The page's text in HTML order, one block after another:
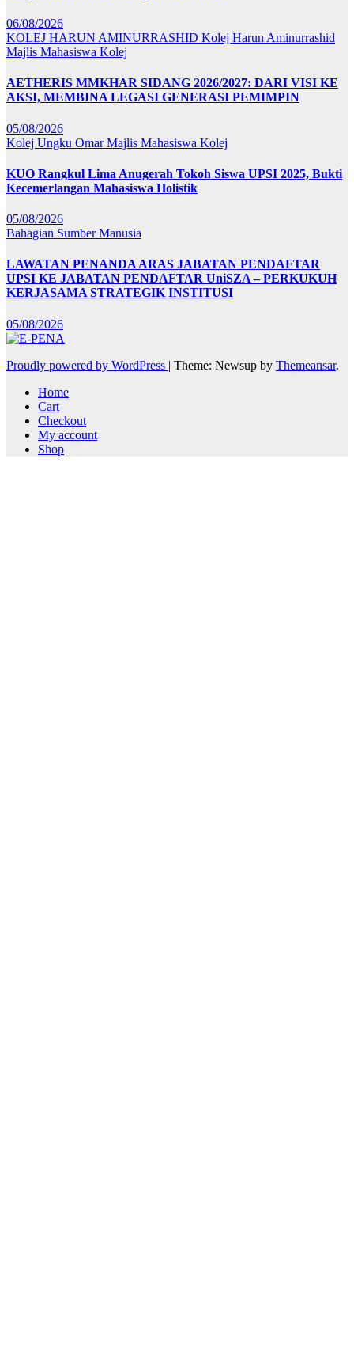
06/08/2026
KOLEJ HARUN AMINURRASHID Kolej Harun Aminurrashid
Majlis Mahasiswa Kolej
AETHERIS MMKHAR SIDANG 2026/2027: DARI VISI KE
AKSI, MEMBINA LEGASI GENERASI PEMIMPIN
05/08/2026
Kolej Ungku OmarMajlis Mahasiswa Kolej
KUO Rangkul Lima Anugerah Tokoh Siswa UPSI 2025, Bukti
Kecemerlangan Mahasiswa Holistik
05/08/2026
Bahagian Sumber Manusia
LAWATAN PENANDA ARAS JABATAN PENDAFTAR
UPSI KE JABATAN PENDAFTAR UniSZA – PERKUKUH
KERJASAMA STRATEGIK INSTITUSI
05/08/2026
Proudly powered by WordPress | Theme: Newsup by Themeansar.
Home
Cart
Checkout
My account
Shop